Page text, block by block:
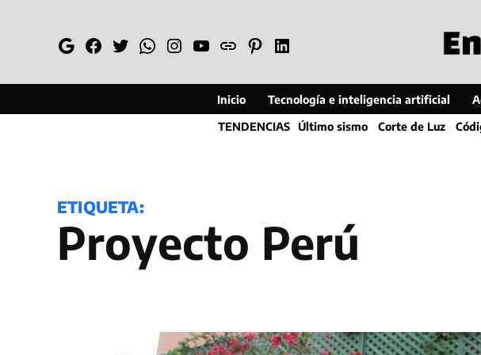
GoogleFacebook
TwitterWhatsapp
Instagram
YouTube
WebPinterestLinkedin
Inicio Tecnología e inteligencia artificial
TENDENCIAS Último sismo Corte de Luz
ETIQUETA:
Proyecto Perú